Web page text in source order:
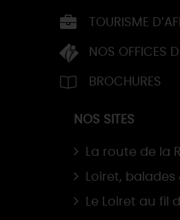
TOURISME
NOS OFFICES
BROCHURES
NOS SITES
La route de la
Loiret, balades
Le Loiret au fil